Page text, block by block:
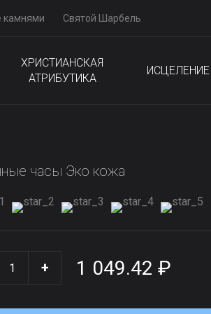
камнями Святой Шарбель
ХРИСТИАНСКАЯ
АТРИБУТИКА
ИСЦЕЛЕНИЕ
часы Эко кожа
+ 1 049.42 ₽